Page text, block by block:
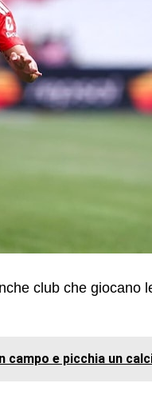
club che giocano
campo e picchia un